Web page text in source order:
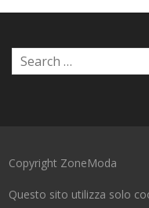
Copyright ZoneModa
Questo sito utilizza solo